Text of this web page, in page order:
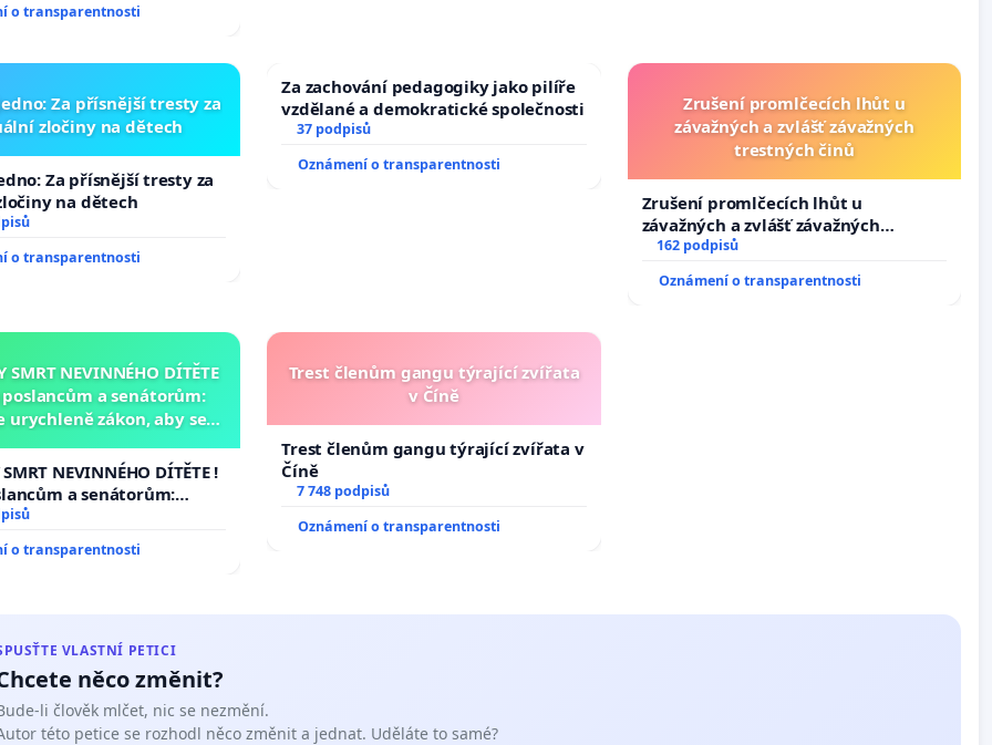
o transparentnosti
Za přísnější tresty za
zločiny na dětech
Za přísnější tresty za
na dětech
o transparentnosti
Za zachování pedagogiky jako pilíře
vzdělané a demokratické společnosti
37 podpisů
Oznámení o transparentnosti
Zrušení promlčecích lhůt u
závažných a zvlášť závažných
trestných činů
Zrušení promlčecích lhůt u
závažných a zvlášť závažných
trestných činů
162 podpisů
Oznámení o transparentnosti
SMRT NEVINNÉHO DÍTĚTE
poslancům a senátorům:
urychleně zákon, aby se
opakovat!
NEVINNÉHO DÍTĚTE !
a senátorům:
zákon, aby se
o transparentnosti
Trest členům gangu týrající zvířata
v Číně
Trest členům gangu týrající zvířata v
Číně
7 748 podpisů
Oznámení o transparentnosti
VLASTNÍ PETICI
něco změnit?
li člověk mlčet, nic se nezmění.
této petice se rozhodl něco změnit a jednat. Uděláte to samé?